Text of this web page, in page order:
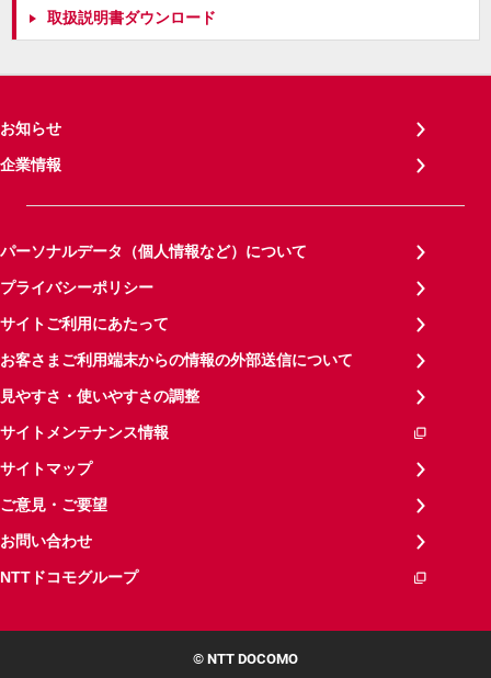
取扱説明書ダウンロード
お知らせ
企業情報
パーソナルデータ（個人情報など）について
プライバシーポリシー
サイトご利用にあたって
お客さまご利用端末からの情報の外部送信について
見やすさ・使いやすさの調整
サイトメンテナンス情報
サイトマップ
ご意見・ご要望
お問い合わせ
NTTドコモグループ
© NTT DOCOMO